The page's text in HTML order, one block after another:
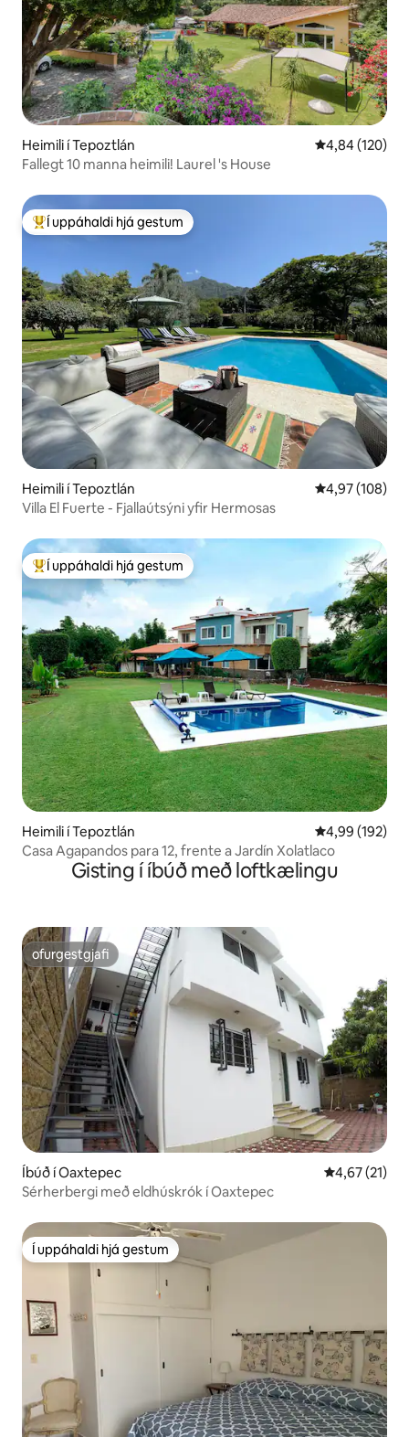
Heimili í Tepoztlán 4,84 af 5 í
4,84 (120)
Fallegt 10 manna heimili! Laurel 's House
Í mestu uppáhaldi hjá gestum
Í uppáhaldi hjá gestum
Heimili í Tepoztlán 4,97 af 5 í
4,97 (108)
Villa El Fuerte - Fjallaútsýni yfir Hermosas
Í mestu uppáhaldi hjá gestum
Í uppáhaldi hjá gestum
Heimili í Tepoztlán 4,99 af 5 í
4,99 (192)
Casa Agapandos para 12, frente a Jardín Xolatlaco
Gisting í íbúð með loftkælingu
ofurgestgjafi
ofurgestgjafi
Íbúð í Oaxtepec 4,67 af 5 í
4,67 (21)
Sérherbergi með eldhúskrók í Oaxtepec
Í uppáhaldi hjá gestum
Í uppáhaldi hjá gestum